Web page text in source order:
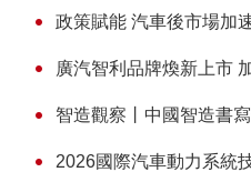
政策賦能 汽車後市場加
廣汽智利品牌煥新上市
智造觀察丨中國智造書
2026國際汽車動力系統